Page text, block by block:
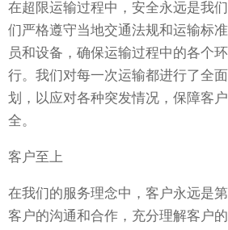
在超限运输过程中，安全永远是我
们严格遵守当地交通法规和运输标
员和设备，确保运输过程中的各个
行。我们对每一次运输都进行了全
划，以应对各种突发情况，保障客
全。
客户至上
在我们的服务理念中，客户永远是
客户的沟通和合作，充分理解客户